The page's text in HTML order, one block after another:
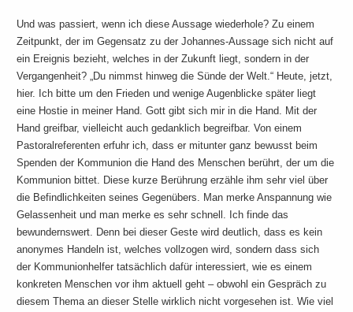
Und was passiert, wenn ich diese Aussage wiederhole? Zu einem
Zeitpunkt, der im Gegensatz zu der Johannes-Aussage sich nicht auf
ein Ereignis bezieht, welches in der Zukunft liegt, sondern in der
Vergangenheit? „Du nimmst hinweg die Sünde der Welt.“ Heute, jetzt,
hier. Ich bitte um den Frieden und wenige Augenblicke später liegt
eine Hostie in meiner Hand. Gott gibt sich mir in die Hand. Mit der
Hand greifbar, vielleicht auch gedanklich begreifbar. Von einem
Pastoralreferenten erfuhr ich, dass er mitunter ganz bewusst beim
Spenden der Kommunion die Hand des Menschen berührt, der um die
Kommunion bittet. Diese kurze Berührung erzähle ihm sehr viel über
die Befindlichkeiten seines Gegenübers. Man merke Anspannung wie
Gelassenheit und man merke es sehr schnell. Ich finde das
bewundernswert. Denn bei dieser Geste wird deutlich, dass es kein
anonymes Handeln ist, welches vollzogen wird, sondern dass sich
der Kommunionhelfer tatsächlich dafür interessiert, wie es einem
konkreten Menschen vor ihm aktuell geht – obwohl ein Gespräch zu
diesem Thema an dieser Stelle wirklich nicht vorgesehen ist. Wie viel